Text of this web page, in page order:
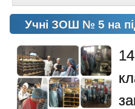
Учні ЗОШ № 5 на